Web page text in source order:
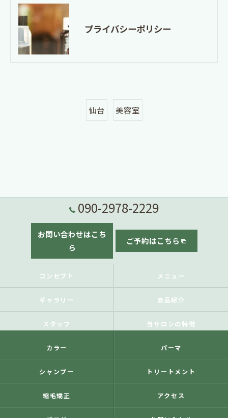
プライバシーポリシー
仙台 美容室
090-2978-2229
お問い合わせはこち
ら
ご予約はこちら
コンセプト メニュー
ギャラリー 商品紹介
スタッフ 当サロンの特徴
カラー パーマ
シャンプー トリートメント
縮毛矯正 アクセス